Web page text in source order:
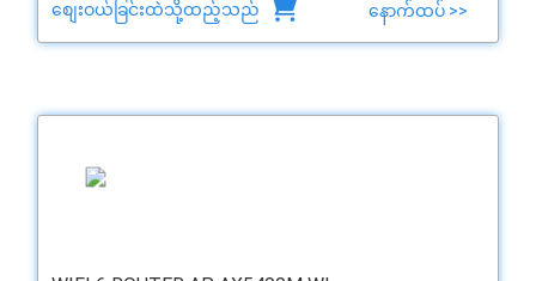
စျေးဝယ်ခြင်းထဲသို့ထည့်သည် နောက်ထပ် >>